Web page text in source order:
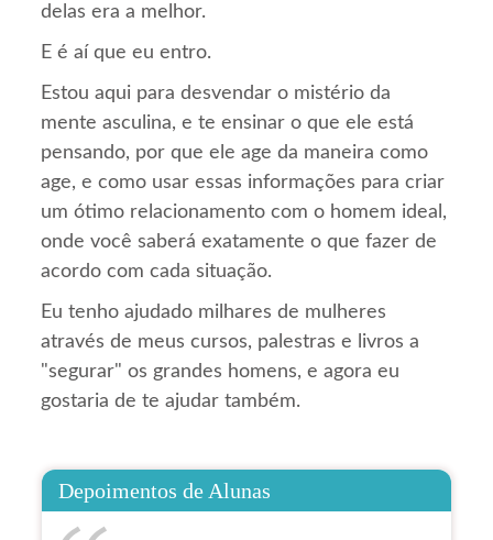
delas era a melhor.
E é aí que eu entro.
Estou aqui para desvendar o mistério da
mente asculina, e te ensinar o que ele está
pensando, por que ele age da maneira como
age, e como usar essas informações para criar
um ótimo relacionamento com o homem ideal,
onde você saberá exatamente o que fazer de
acordo com cada situação.
Eu tenho ajudado milhares de mulheres
através de meus cursos, palestras e livros a
"segurar" os grandes homens, e agora eu
gostaria de te ajudar também.
Depoimentos de Alunas